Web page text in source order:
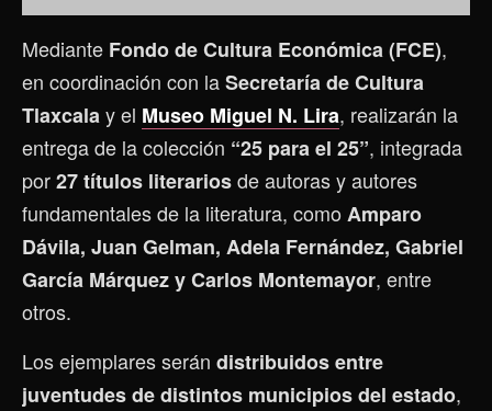
Mediante Fondo de Cultura Económica (FCE),
en coordinación con laSecretaría de Cultura
Tlaxcalay el Museo Miguel N. Lira, realizarán la
entrega de la colección “25 para el 25”, integrada
por27 títulos literariosde autoras y autores
fundamentales de la literatura, como Amparo
Dávila, Juan Gelman, Adela Fernández, Gabriel
García Márquez y Carlos Montemayor, entre
otros.
Los ejemplares serán distribuidos entre
juventudes de distintos municipios del estado,